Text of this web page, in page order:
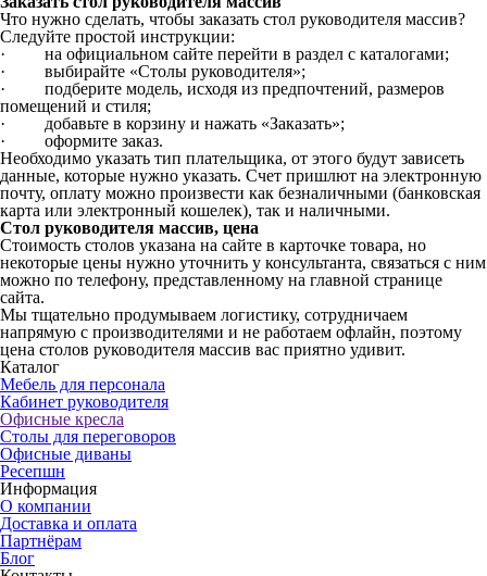
Что нужно сделать, чтобы заказать стол руководителя массив?
Следуйте простой инструкции:
· на официальном сайте перейти в раздел с каталогами;
· выбирайте «Столы руководителя»;
· подберите модель, исходя из предпочтений, размеров
помещений и стиля;
· добавьте в корзину и нажать «Заказать»;
· оформите заказ.
Необходимо указать тип плательщика, от этого будут зависеть
данные, которые нужно указать. Счет пришлют на электронную
почту, оплату можно произвести как безналичными (банковская
карта или электронный кошелек), так и наличными.
Стол руководителя массив, цена
Стоимость столов указана на сайте в карточке товара, но
некоторые цены нужно уточнить у консультанта, связаться с ним
можно по телефону, представленному на главной странице
сайта.
Мы тщательно продумываем логистику, сотрудничаем
напрямую с производителями и не работаем офлайн, поэтому
цена столов руководителя массив вас приятно удивит.
Каталог
Мебель для персонала
Кабинет руководителя
Офисные кресла
Столы для переговоров
Офисные диваны
Ресепшн
Информация
О компании
Доставка и оплата
Партнёрам
Блог